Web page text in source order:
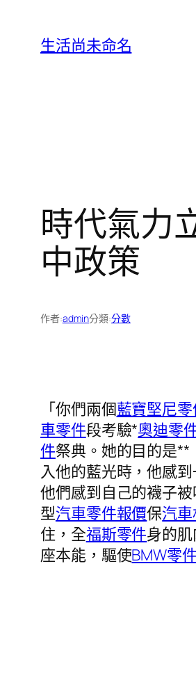
生活尚未命名
時代氣力
中政策
作者:admin分類:分數
「你們兩個藍寶堅尼
車零件段考驗*奧迪零
件祭典。她的目的是**
入他的藍光時，他感
他們感到自己的襪子
型汽車零件報價保汽
住，全福斯零件身的
座本能，驅使BMW零件